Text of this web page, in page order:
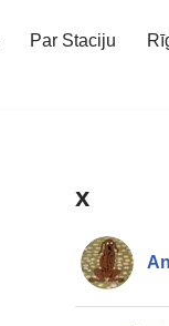
Par Staciju
x